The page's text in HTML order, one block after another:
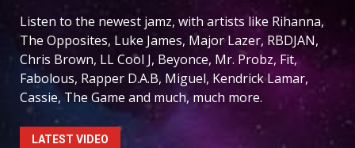
Listen to the newest jamz, with artists like Rihanna,
The Opposites, Luke James, Major Lazer, RBDJAN,
Chris Brown, LL Cool J, Beyonce, Mr. Probz, Fit,
Fabolous, Rapper D.A.B, Miguel, Kendrick Lamar,
Cassie, The Game and much, much more.
LATEST VIDEO